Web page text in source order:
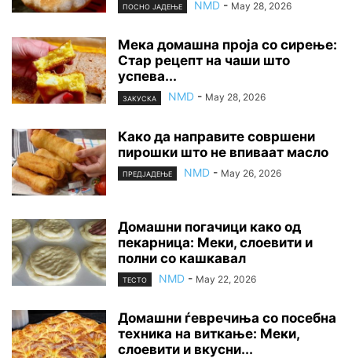
ПОСНО ЈАДЕЊЕ NMD - May 28, 2026
Мека домашна проја со сирење:
Стар рецепт на чаши што
успева...
ЗАКУСКА NMD - May 28, 2026
Како да направите совршени
пирошки што не впиваат масло
ПРЕДЈАДЕЊЕ NMD - May 26, 2026
Домашни погачици како од
пекарница: Меки, слоевити и
полни со кашкавал
ТЕСТО NMD - May 22, 2026
Домашни ѓевречиња со посебна
техника на виткање: Меки,
слоевити и вкусни...